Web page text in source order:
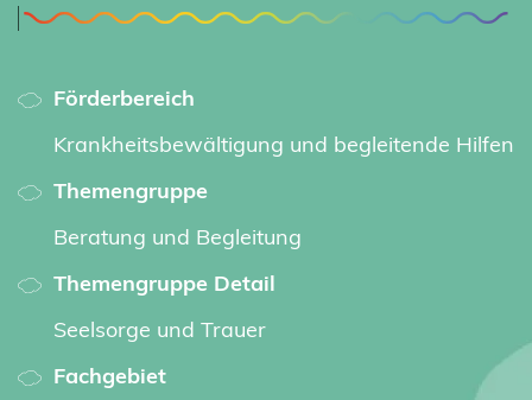
Förderbereich
Krankheitsbewältigung und begleitende Hilfen
Themengruppe
Beratung und Begleitung
Themengruppe Detail
Seelsorge und Trauer
Fachgebiet